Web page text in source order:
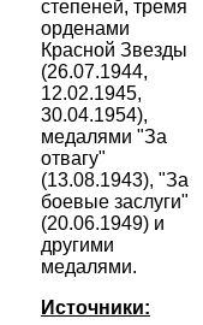
степеней, тремя
орденами
Красной Звезды
(26.07.1944,
12.02.1945,
30.04.1954),
медалями "За
отвагу"
(13.08.1943), "За
боевые заслуги"
(20.06.1949) и
другими
медалями.
Источники: